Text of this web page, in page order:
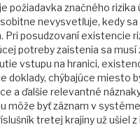
požiadavka značného rizika
nevysvetľuje, kedy
Pri posudzovaní existencie
potreby zaistenia sa musí
vstupu na hranici,
doklady, chýbajúce miesto
a ďalšie relevantné
môže byť záznam v systéme
tretej krajiny už ušiel